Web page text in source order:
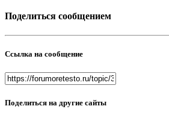
Поделиться сообщением
Ссылка на сообщение
Поделиться на другие сайты